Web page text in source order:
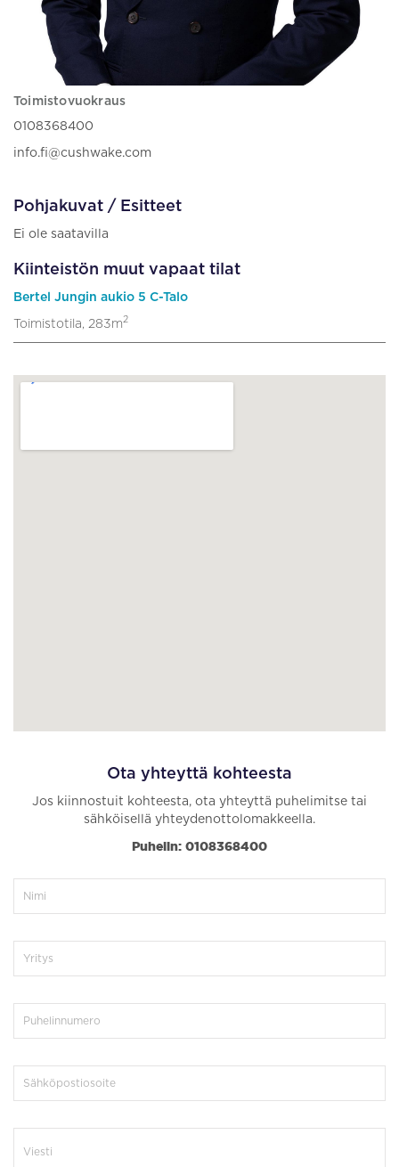
Toimistovuokraus
0108368400
info.fi@cushwake.com
Pohjakuvat / Esitteet
Ei ole saatavilla
Kiinteistön muut vapaat tilat
Bertel Jungin aukio 5 C-Talo
Toimistotila, 283m2
Ota yhteyttä kohteesta
Jos kiinnostuit kohteesta, ota yhteyttä puhelimitse tai
sähköisellä yhteydenottolomakkeella.
Puhelin: 0108368400